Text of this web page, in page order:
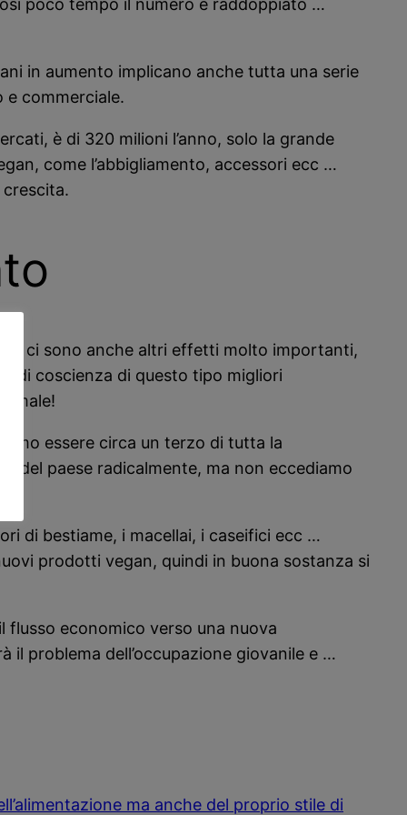
poco tempo il numero è raddoppiato …
in aumento implicano anche tutta una serie
e commerciale.
è di 320 milioni l’anno, solo la grande
come l’abbigliamento, accessori ecc …
ci sono anche altri effetti molto importanti,
di coscienza di questo tipo migliori
male!
essere circa un terzo di tutta la
del paese radicalmente, ma non eccediamo
di bestiame, i macellai, i caseifici ecc …
prodotti vegan, quindi in buona sostanza si
flusso economico verso una nuova
il problema dell’occupazione giovanile e …
ma anche del proprio stile di